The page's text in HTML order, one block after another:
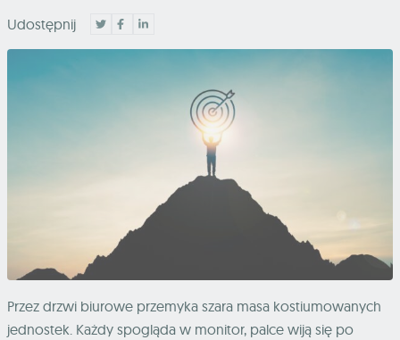
Udostępnij
Przez drzwi biurowe przemyka szara masa kostiumowanych
jednostek. Każdy spogląda w monitor, palce wiją się po